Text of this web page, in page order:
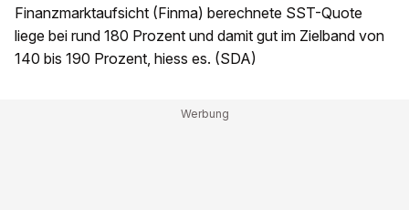
Finanzmarktaufsicht (Finma) berechnete SST-Quote
liege bei rund 180 Prozent und damit gut im Zielband von
140 bis 190 Prozent, hiess es. (SDA)